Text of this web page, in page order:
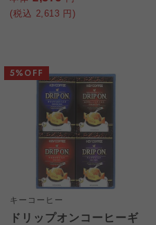
(税込 2,613 円)
キーコーヒー
ドリップオンコーヒーギ
5%OFF